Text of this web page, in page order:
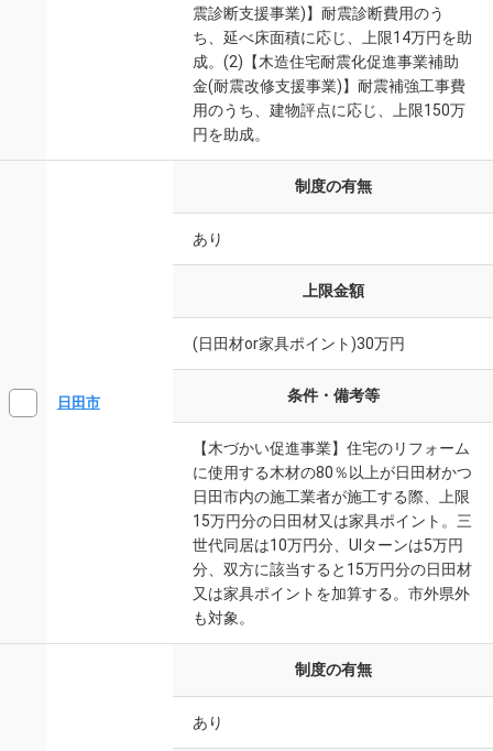
震診断支援事業)】耐震診断費用のう
ち、延べ床面積に応じ、上限14万円を助
成。(2)【木造住宅耐震化促進事業補助
金(耐震改修支援事業)】耐震補強工事費
用のうち、建物評点に応じ、上限150万
円を助成。
日田市
制度の有無
あり
上限金額
(日田材or家具ポイント)30万円
条件・備考等
【木づかい促進事業】住宅のリフォーム
に使用する木材の80％以上が日田材かつ
日田市内の施工業者が施工する際、上限
15万円分の日田材又は家具ポイント。三
世代同居は10万円分、UIターンは5万円
分、双方に該当すると15万円分の日田材
又は家具ポイントを加算する。市外県外
も対象。
制度の有無
あり